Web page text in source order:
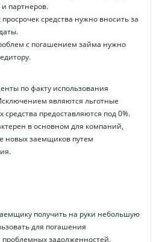
партнеров.
средства нужно вносить за
с погашением займа нужно
по факту использования
являются льготные
предоставляются под 0%.
в основном для компаний,
новых заемщиков путем
получить на руки небольшую
для погашения
задолженностей.